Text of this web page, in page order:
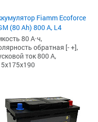
Fiamm Ecoforce
(80 Ah) 800 А, L4
80 А·ч,
обратная [- +],
ток 800 А,